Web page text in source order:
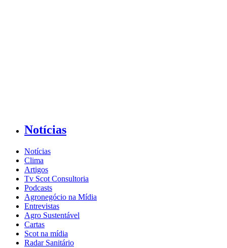
Notícias
Notícias
Clima
Artigos
Tv Scot Consultoria
Podcasts
Agronegócio na Mídia
Entrevistas
Agro Sustentável
Cartas
Scot na mídia
Radar Sanitário